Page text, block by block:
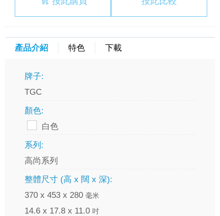
產品介紹 特色 下載
牌子:
TGC
顏色:
白色
系列:
高尚系列
整體尺寸 (高 x 闊 x 深):
370 x 453 x 280 毫米
14.6 x 17.8 x 11.0 吋